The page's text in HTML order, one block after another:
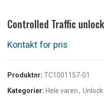
Controlled Traffic
Produktnr: TC1001157-01
Kategorier: Hele varen, Unlock